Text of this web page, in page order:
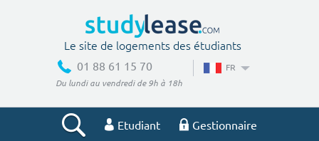
Le site de logements des étudiants
01 88 61 15 70
Du lundi au vendredi de 9h à 18h
FR
Etudiant Gestionnaire